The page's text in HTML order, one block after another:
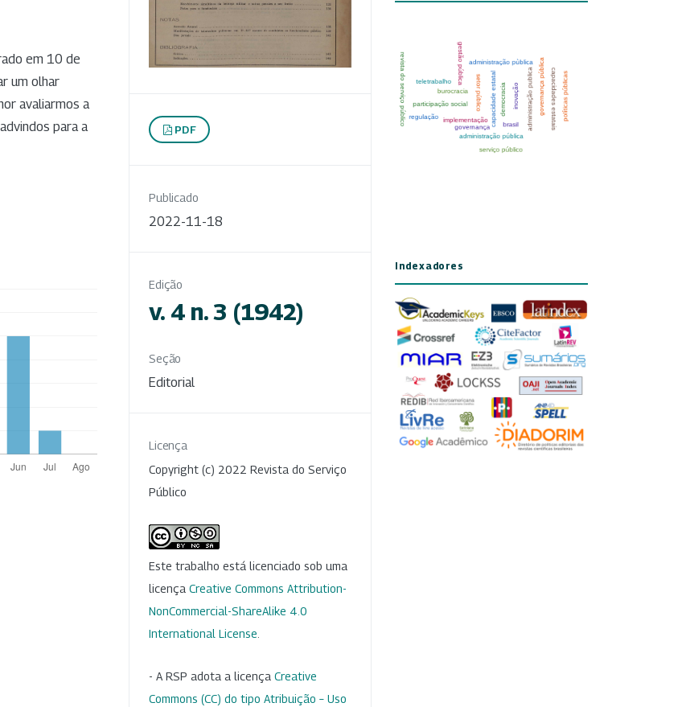
em 10 de
um olhar
avaliarmos a
para a
PDF
Publicado
2022-11-18
Edição
v. 4 n. 3 (1942)
Seção
Editorial
Licença
Copyright (c) 2022 Revista do Serviço
Público
Este trabalho está licenciado sob uma
licença Creative Commons Attribution-
NonCommercial-ShareAlike 4.0
International License
- A RSP adota a licença Creative
Commons (CC) do tipo Atribuição – Uso
Indexadores